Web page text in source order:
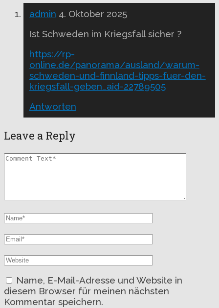
admin 4. Oktober 2025
Ist Schweden im Kriegsfall sicher ?
https://rp-
online.de/panorama/ausland/warum-
schweden-und-finnland-tipps-fuer-den-
kriegsfall-geben_aid-22789505
Antworten
Leave a Reply
Name, E-Mail-Adresse und Website in
diesem Browser für meinen nächsten
Kommentar speichern.